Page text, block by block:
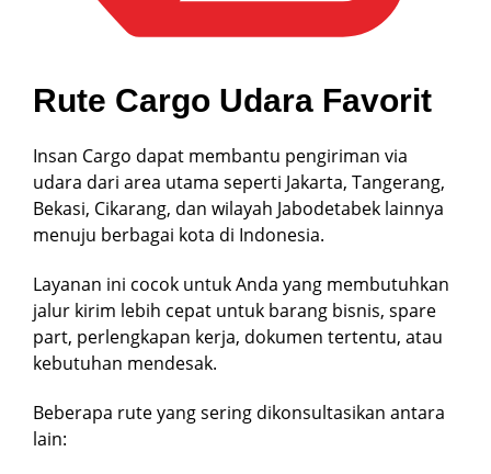
Rute Cargo Udara Favorit
Insan Cargo dapat membantu pengiriman via
udara dari area utama seperti Jakarta, Tangerang,
Bekasi, Cikarang, dan wilayah Jabodetabek lainnya
menuju berbagai kota di Indonesia.
Layanan ini cocok untuk Anda yang membutuhkan
jalur kirim lebih cepat untuk barang bisnis, spare
part, perlengkapan kerja, dokumen tertentu, atau
kebutuhan mendesak.
Beberapa rute yang sering dikonsultasikan antara
lain: